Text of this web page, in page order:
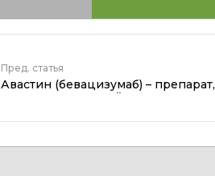
Пред. статья
Авастин (бевацизумаб) – препарат,
предотвращающий метастазы